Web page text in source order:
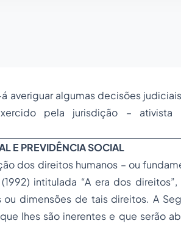
averiguar algumas decisões
pela jurisdição –
E PREVIDÊNCIA SOCIAL
dos direitos humanos – ou
intitulada “A era dos
dimensões de tais direitos. A
lhes são inerentes e que serão